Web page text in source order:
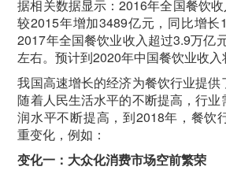
据相关数据显示：2016年全国餐饮收
较2015年增加3489亿元，同比增长
2017年全国餐饮业收入超过3.9万亿
左右。预计到2020年中国餐饮业收入
我国高速增长的经济为餐饮行业提供
随着人民生活水平的不断提高，行
润水平不断提高，到2018年，餐饮
重变化，例如：
变化一：大众化消费市场空前繁荣